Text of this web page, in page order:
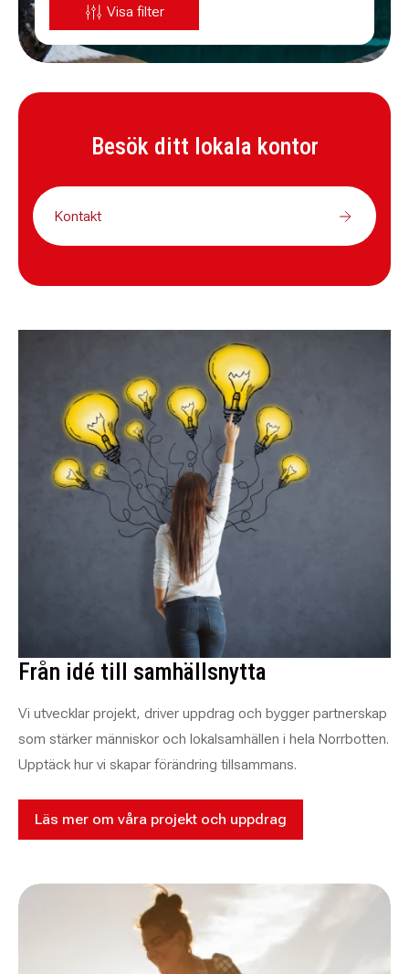
Visa filter
Besök ditt lokala kontor
Kontakt
Från idé till samhällsnytta
Vi utvecklar projekt, driver uppdrag och bygger partnerskap
som stärker människor och lokalsamhällen i hela Norrbotten.
Upptäck hur vi skapar förändring tillsammans.
Läs mer om våra projekt och uppdrag